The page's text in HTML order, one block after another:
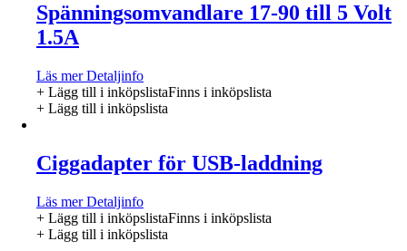
Spänningsomvandlare 17-90 till 5 Volt
1.5A
Läs merDetaljinfo
+ Lägg till i inköpslistaFinns i inköpslista
+ Lägg till i inköpslista
Ciggadapter för USB-laddning
Läs merDetaljinfo
+ Lägg till i inköpslistaFinns i inköpslista
+ Lägg till i inköpslista